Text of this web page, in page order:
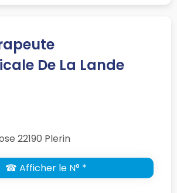
De La Lande
22190 Plerin
☎ Afficher le N° *